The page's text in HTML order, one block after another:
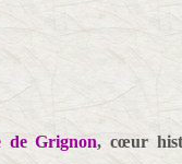
de Grignon, cœur